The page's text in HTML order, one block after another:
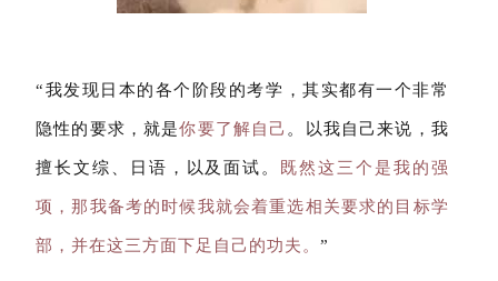
“我发现日本的各个阶段的考学，其实都有一个非常
隐性的要求，就是你要了解自己 。以我自己来说，我
擅长文综、日语，以及面试。 既然这三个是我的强
项，那我备考的时候我就会着重选相关要求的目标学
部，并在这三方面下足自己的功夫。 ”